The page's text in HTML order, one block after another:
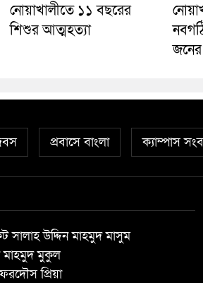
নোয়াখালীতে ১১ বছরের
শিশুর আত্মহত্যা
প্রবাসে বাংলা ক্যাম্পাস
উদ্দিন মাহমুদ মাসুম
মাহমুদ মুকুল
প্রিয়া